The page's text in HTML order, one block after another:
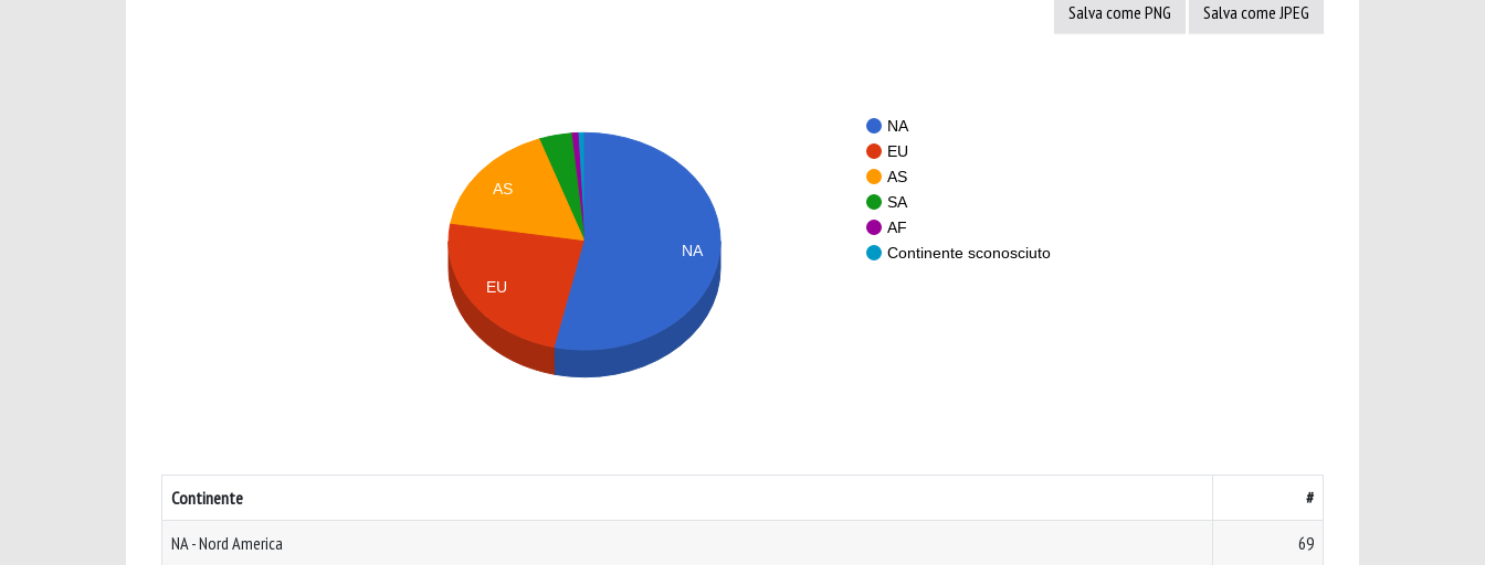
Salva come PNG Salva come JPEG
NA
EU
AS
SA
AF
Continente sconosciuto
AS
EU
NA
Continente #
NA - Nord America 69